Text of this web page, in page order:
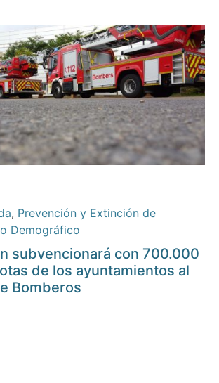
, Prevención y Extinción de
Demográfico
subvencionará con 700.000
de los ayuntamientos al
Bomberos